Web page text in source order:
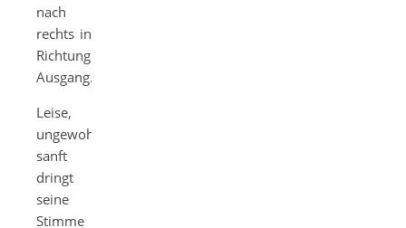
nach
rechts in
Richtung
Ausgang.
Leise,
ungewohnt
sanft
dringt
seine
Stimme